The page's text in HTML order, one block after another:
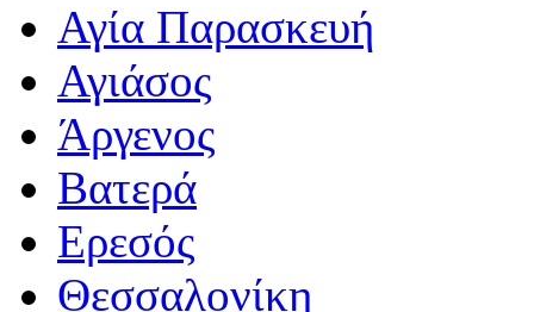
Αγία Παρασκευή
Αγιάσος
Άργενος
Βατερά
Ερεσός
Θεσσαλονίκη